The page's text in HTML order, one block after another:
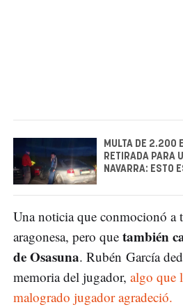
MULTA DE 2.200
RETIRADA PARA
NAVARRA: ESTO
Una noticia que conmocionó a
aragonesa, pero que también
de Osasuna. Rubén García
memoria del jugador, algo que
malogrado jugador agradeció.